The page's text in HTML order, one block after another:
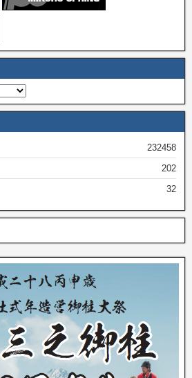
232458
202
32